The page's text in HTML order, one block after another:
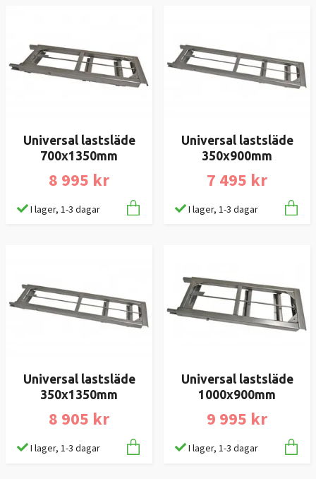
Universal lastsläde
700x1350mm
8 995 kr
I lager, 1-3 dagar
Universal lastsläde
350x900mm
7 495 kr
I lager, 1-3 dagar
Universal lastsläde
350x1350mm
8 905 kr
I lager, 1-3 dagar
Universal lastsläde
1000x900mm
9 995 kr
I lager, 1-3 dagar